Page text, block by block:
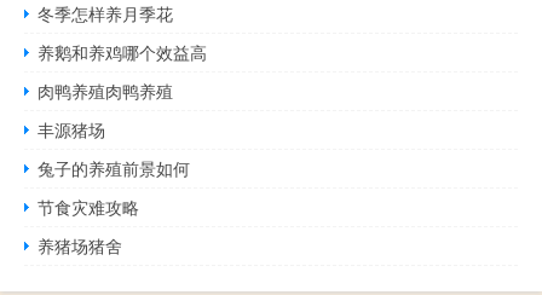
冬季怎样养月季花
养鹅和养鸡哪个效益高
肉鸭养殖肉鸭养殖
丰源猪场
兔子的养殖前景如何
节食灾难攻略
养猪场猪舍